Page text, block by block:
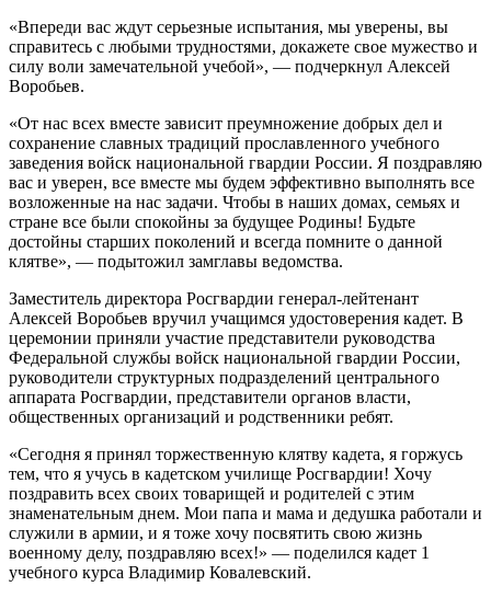
«Впереди вас ждут серьезные испытания, мы уверены, вы
справитесь с любыми трудностями, докажете свое мужество и
силу воли замечательной учебой», — подчеркнул Алексей
Воробьев.
«От нас всех вместе зависит преумножение добрых дел и
сохранение славных традиций прославленного учебного
заведения войск национальной гвардии России. Я поздравляю
вас и уверен, все вместе мы будем эффективно выполнять все
возложенные на нас задачи. Чтобы в наших домах, семьях и
стране все были спокойны за будущее Родины! Будьте
достойны старших поколений и всегда помните о данной
клятве», — подытожил замглавы ведомства.
Заместитель директора Росгвардии генерал-лейтенант
Алексей Воробьев вручил учащимся удостоверения кадет. В
церемонии приняли участие представители руководства
Федеральной службы войск национальной гвардии России,
руководители структурных подразделений центрального
аппарата Росгвардии, представители органов власти,
общественных организаций и родственники ребят.
«Сегодня я принял торжественную клятву кадета, я горжусь
тем, что я учусь в кадетском училище Росгвардии! Хочу
поздравить всех своих товарищей и родителей с этим
знаменательным днем. Мои папа и мама и дедушка работали и
служили в армии, и я тоже хочу посвятить свою жизнь
военному делу, поздравляю всех!» — поделился кадет 1
учебного курса Владимир Ковалевский.